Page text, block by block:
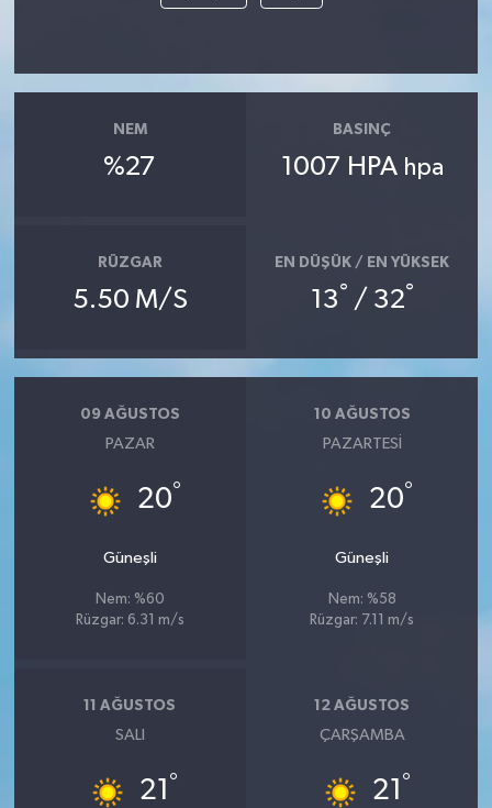
NEM
%27
BASINÇ
1007 HPA hpa
RÜZGAR
5.50 M/S
EN DÜŞÜK / EN YÜKSEK
13° / 32°
09 AĞUSTOS
PAZAR
20°
Güneşli
Nem: %60
Rüzgar: 6.31 m/s
10 AĞUSTOS
PAZARTESI
20°
Güneşli
Nem: %58
Rüzgar: 7.11 m/s
11 AĞUSTOS
SALI
21 °
12 AĞUSTOS
ÇARŞAMBA
21 °